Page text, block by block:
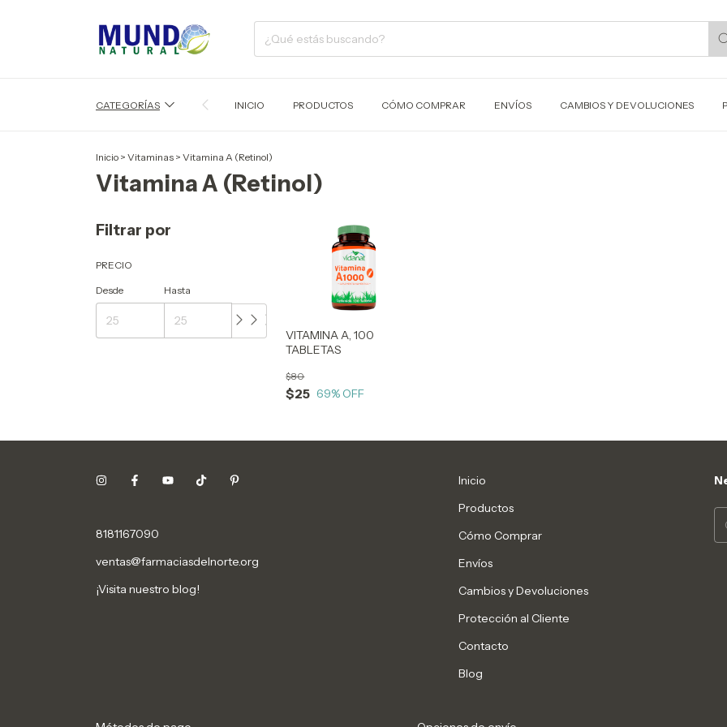
CATEGORÍAS INICIO PRODUCTOS CÓMO COMPRAR ENVÍOS CAMBIOS Y DEVOLUCIONES
Inicio > Vitaminas > Vitamina A (Retinol)
Vitamina A (Retinol)
Filtrar por
PRECIO
Desde Hasta
VITAMINA A, 100
TABLETAS
$25
$80
69% OFF
8181167090
ventas@farmaciasdelnorte.org
¡Visita nuestro blog!
Inicio
Productos
Cómo Comprar
Envíos
Cambios y Devoluciones
Protección al Cliente
Contacto
Blog